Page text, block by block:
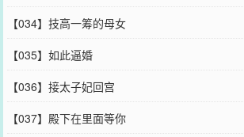
【034】技高一筹的母女
【035】如此逼婚
【036】接太子妃回宫
【037】殿下在里面等你